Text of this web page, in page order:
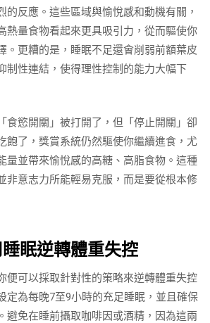
的反應。這些區域與愉悅感和動機有關，
熱量食物看起來更具吸引力，從而驅使你
。更糟的是，睡眠不足還會削弱前額葉皮
制性連結，使得理性控制的能力大幅下
食慾開關」被打開了，但「停止開關」卻
飽了，獎賞系統仍然驅使你繼續進食，尤
量並帶來愉悅感的高糖、高脂食物。這種
非意志力所能輕易克服，而是要從根本修
眠逆轉體重失控
便可以採取針對性的策略來逆轉體重失控
定為每晚7至9小時的充足睡眠，並且確保
避免在睡前攝取咖啡因或酒精，因為這兩